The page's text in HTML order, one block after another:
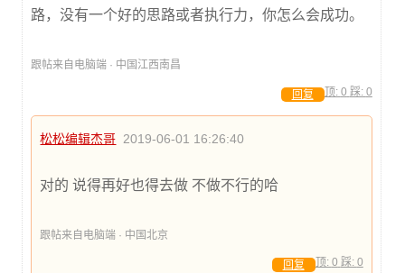
路，没有一个好的思路或者执行力，你怎么会成功。
跟帖来自电脑端 · 中国江西南昌
顶: 0 踩: 0
回复
松松编辑杰哥 2019-06-01 16:26:40
对的 说得再好也得去做 不做不行的哈
跟帖来自电脑端 · 中国北京
顶: 0 踩: 0
回复